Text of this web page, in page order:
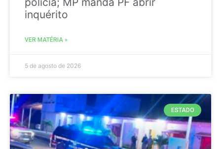
inquérito
VER MATÉRIA »
5 de agosto de 2026
ESTADO